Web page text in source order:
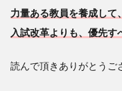
力量ある教員を養成して
入試改革よりも、優先す
読んで頂きありがとうご